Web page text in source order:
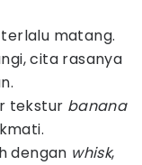
matang.
cita rasanya
tekstur banana
dengan whisk,